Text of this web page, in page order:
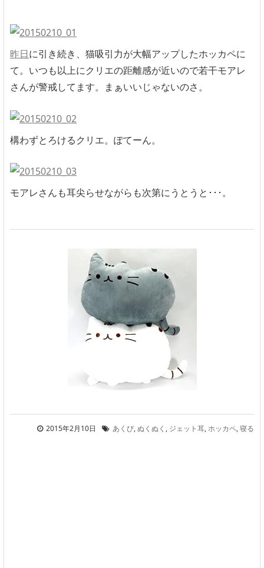
昨日に引き続き、猫吸引力が大幅アップしたホッカペに
て。いつも以上にクリエの距離感が近いので若干モアレ
さんが警戒してます。まぁいいじゃないのさ。
構わずとろけるクリエ。ぽてーん。
モアレさんも耳尖らせながらも次第にうとうと･･･。
2015年2月10日 あくび,ぬくぬく , ジェット耳,ホッカペ,寝る